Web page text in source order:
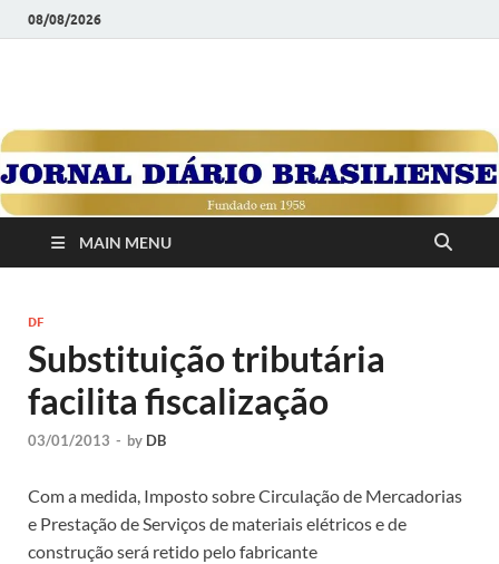
08/08/2026
JORNAL DIÁRIO
BRASILIENSE
1958
MAIN MENU
DF
Substituição tributária
facilita fiscalização
03/01/2013 - by DB
Com a medida, Imposto sobre Circulação de Mercadorias
e Prestação de Serviços de materiais elétricos e de
construção será retido pelo fabricante